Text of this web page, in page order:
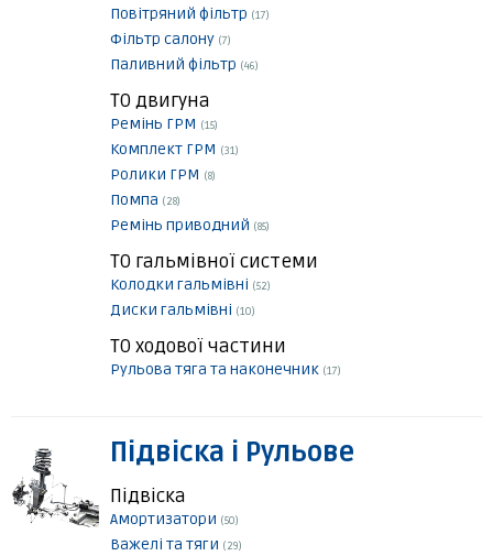
Повітряний фільтр (17)
Фільтр салону (7)
Паливний фільтр (46)
ТО двигуна
Ремінь ГРМ (15)
Комплект ГРМ (31)
Ролики ГРМ (8)
Помпа (28)
Ремінь приводний (85)
ТО гальмівної системи
Колодки гальмівні (52)
Диски гальмівні (10)
ТО ходової частини
Рульова тяга та наконечник (17)
Підвіска і Рульове
Підвіска
Амортизатори (50)
Важелі та тяги (29)